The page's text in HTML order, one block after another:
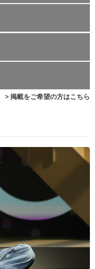
> 掲載をご希望の方はこちら